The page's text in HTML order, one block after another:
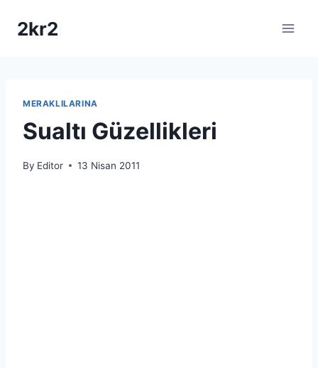
2kr2
MERAKLILARINA
Sualtı Güzellikleri
By Editor 13 Nisan 2011